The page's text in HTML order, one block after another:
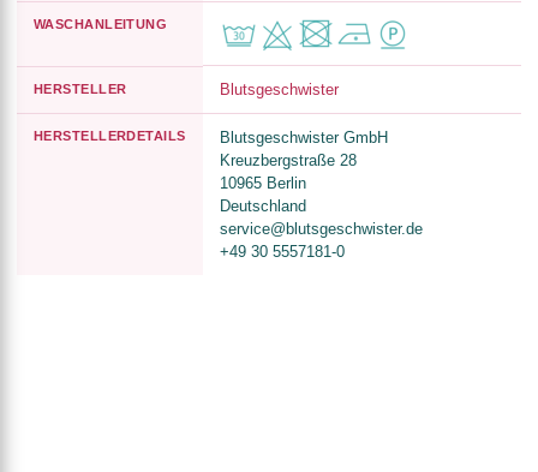
WASCHANLEITUNG
HERSTELLER Blutsgeschwister
HERSTELLERDETAILS
Blutsgeschwister GmbH
Kreuzbergstraße 28
10965 Berlin
Deutschland
service@blutsgeschwister.de
+49 30 5557181-0